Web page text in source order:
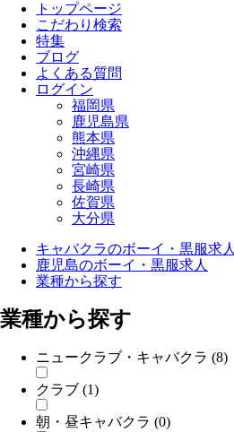
トップページ
こだわり検索
特集
ブログ
よくある質問
ログイン
福岡県
鹿児島県
熊本県
沖縄県
宮崎県
長崎県
佐賀県
大分県
キャバクラのボーイ・黒服求人
鹿児島のボーイ・黒服求人
業種から探す
業種から探す
ニュークラブ・キャバクラ (8)
クラブ (1)
朝・昼キャバクラ (0)